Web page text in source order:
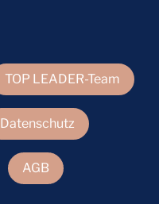
TOP LEADER-Team
Datenschutz
AGB